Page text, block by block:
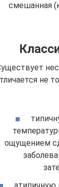
смешанная
не
ощущением